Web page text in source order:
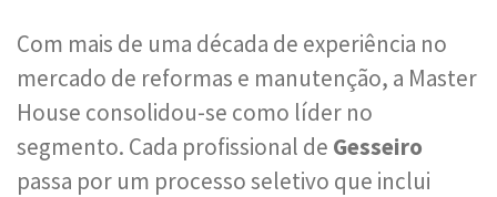
Com mais de uma década de experiência no
mercado de reformas e manutenção, a Master
House consolidou-se como líder no
segmento. Cada profissional de Gesseiro
passa por um processo seletivo que inclui